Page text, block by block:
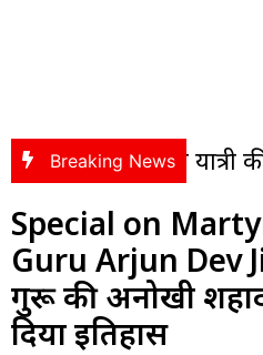
Breaking News
से यात्री की मौत,
Special on
Guru Arjun Dev
गुरू की अनोखी
दिया इतिहास